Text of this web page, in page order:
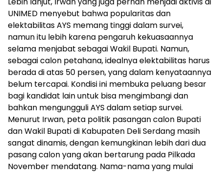
UNIMED menyebut bahwa popularitas dan
elektabilitas AYS memang tinggi dalam survei,
namun itu lebih karena pengaruh kekuasaannya
selama menjabat sebagai Wakil Bupati. Namun,
sebagai calon petahana, idealnya elektabilitas harus
berada di atas 50 persen, yang dalam kenyataannya
belum tercapai. Kondisi ini membuka peluang besar
bagi kandidat lain untuk bisa mengimbangi dan
bahkan mengungguli AYS dalam setiap survei.
Menurut Irwan, peta politik pasangan calon Bupati
dan Wakil Bupati di Kabupaten Deli Serdang masih
sangat dinamis, dengan kemungkinan lebih dari dua
pasang calon yang akan bertarung pada Pilkada
November mendatang. Nama-nama yang mulai